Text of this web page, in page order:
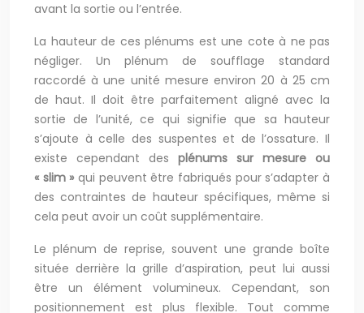
avant la sortie ou l’entrée.
La hauteur de ces plénums est une cote à ne pas
négliger. Un plénum de soufflage standard
raccordé à une unité mesure environ 20 à 25 cm
de haut. Il doit être parfaitement aligné avec la
sortie de l’unité, ce qui signifie que sa hauteur
s’ajoute à celle des suspentes et de l’ossature. Il
existe cependant des plénums sur mesure ou
« slim »qui peuvent être fabriqués pour s’adapter à
des contraintes de hauteur spécifiques, même si
cela peut avoir un coût supplémentaire.
Le plénum de reprise, souvent une grande boîte
située derrière la grille d’aspiration, peut lui aussi
être un élément volumineux. Cependant, son
positionnement est plus flexible. Tout comme